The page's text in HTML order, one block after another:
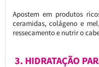
Apostem em produtos
ceramidas, colágeno e
ressecamento e nutrir o
3. HIDRATAÇÃO